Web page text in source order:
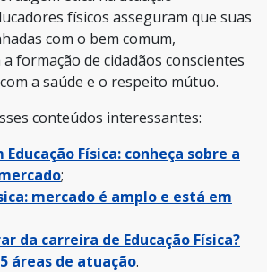
físicos asseguram que suas
com o bem comum,
formação de cidadãos conscientes
a saúde e o respeito mútuo.
conteúdos interessantes:
Educação Física: conheça sobre a
;
mercado é amplo e está em
da carreira de Educação Física?
áreas de atuação.